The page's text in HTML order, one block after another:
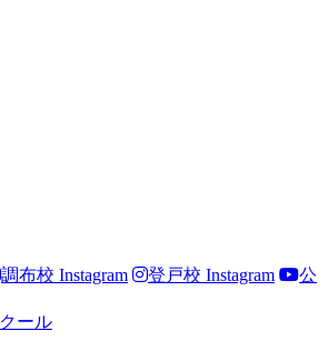
調布校 Instagram 登戸校 Instagram
公